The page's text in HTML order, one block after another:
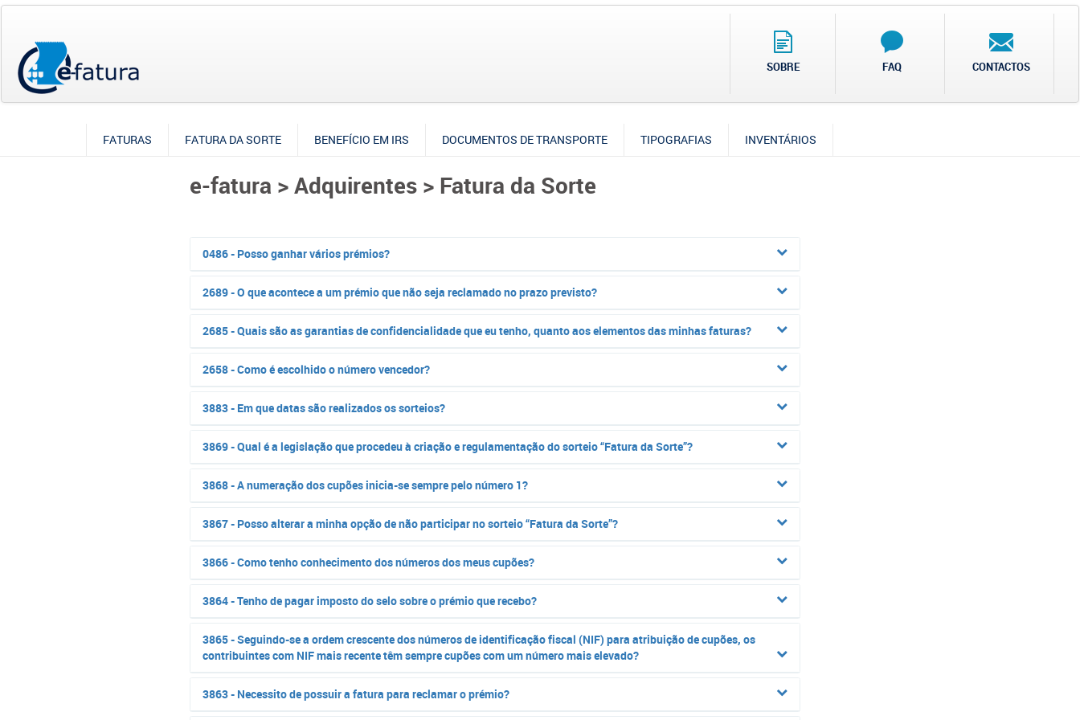
SOBRE FAQ CONTACTOS
FATURAS FATURA DA SORTE BENEFÍCIO EM IRS DOCUMENTOS DE TRANSPORTE TIPOGRAFIAS INVENTÁRIOS
e-fatura > Adquirentes > Fatura da Sorte
0486 - Posso ganhar vários prémios?
2689 - O que acontece a um prémio que não seja reclamado no prazo previsto?
2685 - Quais são as garantias de confidencialidade que eu tenho, quanto aos elementos das minhas faturas?
2658 - Como é escolhido o número vencedor?
3883 - Em que datas são realizados os sorteios?
3869 - Qual é a legislação que procedeu à criação e regulamentação do sorteio “Fatura da Sorte”?
3868 - A numeração dos cupões inicia-se sempre pelo número 1?
3867 - Posso alterar a minha opção de não participar no sorteio “Fatura da Sorte”?
3866 - Como tenho conhecimento dos números dos meus cupões?
3864 - Tenho de pagar imposto do selo sobre o prémio que recebo?
3865 - Seguindo-se a ordem crescente dos números de identificação fiscal (NIF) para atribuição de cupões, os
contribuintes com NIF mais recente têm sempre cupões com um número mais elevado?
3863 - Necessito de possuir a fatura para reclamar o prémio?